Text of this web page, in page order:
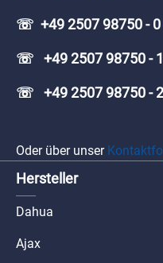
☏ +49 2507 98750 -
☏ +49 2507 98750 -
☏ +49 2507 98750 -
Oder über unser
Hersteller
Dahua
Ajax